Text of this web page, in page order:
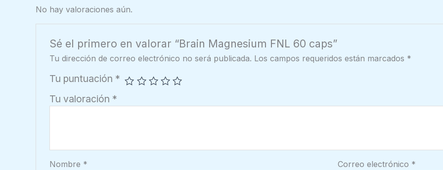
No hay valoraciones aún.
Sé el primero en valorar “Brain Magnesium FNL 60 caps”
Tu dirección de correo electrónico no será publicada. Los campos requeridos están marcados *
Tu puntuación *
Tu valoración *
Nombre * Correo electrónico *